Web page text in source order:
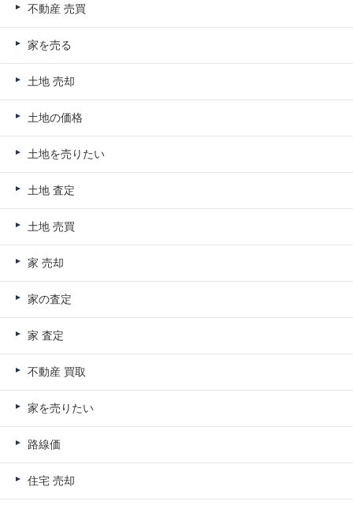
不動産 売買
家を売る
土地 売却
土地の価格
土地を売りたい
土地 査定
土地 売買
家 売却
家の査定
家 査定
不動産 買取
家を売りたい
路線価
住宅 売却